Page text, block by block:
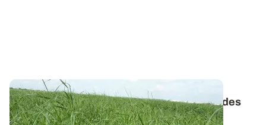
Essais désherbage - La nuisibilité directe des
adventices en chiffres